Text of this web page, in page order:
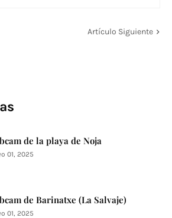
Artículo Siguiente
de la playa de Noja
01, 2025
de Barinatxe (La Salvaje)
01, 2025